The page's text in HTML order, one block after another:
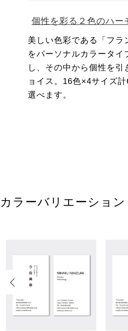
個性を彩る２色のハー
美しい色彩である「フラ
をパーソナルカラータイ
し、その中から個性を引
ョイス。16色×4サイズ
選べます。
カラーバリエーション
Previous